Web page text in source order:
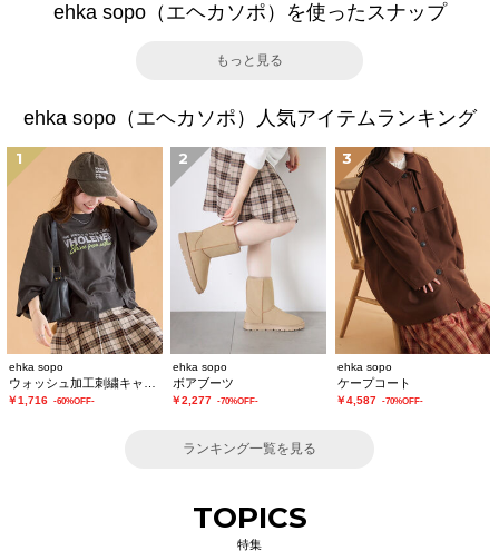
ehka sopo（エヘカソポ）を使ったスナップ
もっと見る
ehka sopo（エヘカソポ）人気アイテムランキング
1
ehka sopo
￥1,716 -60%OFF-
2
ehka sopo
ボアブーツ
￥2,277 -70%OFF-
3
ehka sopo
ケープコート
￥4,587 -70%OFF-
ランキング一覧を見る
TOPICS
特集